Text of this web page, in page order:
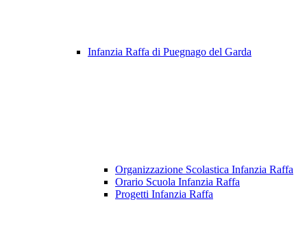
Infanzia Raffa di Puegnago del Garda
Organizzazione Scolastica Infanzia Raffa
Orario Scuola Infanzia Raffa
Progetti Infanzia Raffa